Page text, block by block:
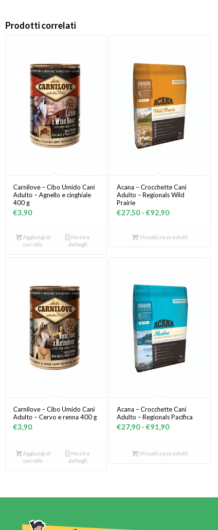
Prodotti correlati
Carnilove – Cibo Umido Cani
Adulto – Agnello e cinghiale
400 g
€3,90
Aggiungi al
carrello
Mostra
dettagli
Acana – Crocchette Cani
Adulto – Regionals Wild
Prairie
€27,50 - €92,90Fascia
prezzo:
Visualizza prodotti
Carnilove – Cibo Umido Cani
Adulto – Cervo e renna 400 g
€3,90
Aggiungi al
carrello
Mostra
dettagli
Acana – Crocchette Cani
Adulto – Regionals Pacifica
€27,90 - €91,90Fascia
prezzo:
€91,90
Visualizza prodotti